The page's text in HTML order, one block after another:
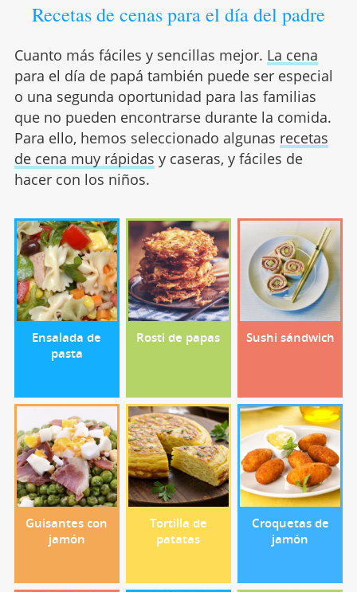
Recetas de cenas para el día del padre
Cuanto más fáciles y sencillas mejor. La cena
para el día de papá también puede ser especial
o una segunda oportunidad para las familias
que no pueden encontrarse durante la comida.
Para ello, hemos seleccionado algunas recetas
de cena muy rápidas y caseras, y fáciles de
hacer con los niños.
Ensalada de
pasta
Rosti de papas Sushi sándwich
Guisantes con
jamón
Tortilla de
patatas
Croquetas de
jamón